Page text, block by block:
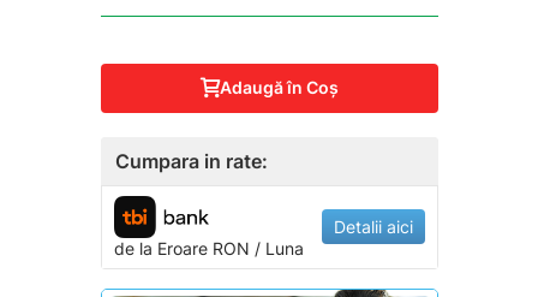
Adaugă în Coş
Cumpara in rate:
de la EroareRON / Luna
Detalii aici